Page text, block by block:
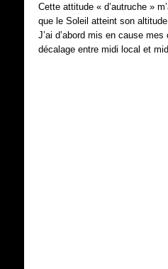
Cette attitude « d’autruche »
que le Soleil atteint son
J’ai d’abord mis en cause
décalage entre midi local et